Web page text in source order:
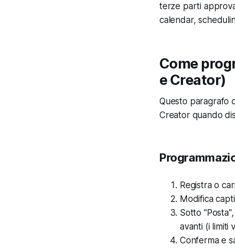
terze parti
calendar,
Come
e Creator)
Questo paragrafo
Creator quando
Registra o
Modifica
Sotto
avanti (i limiti
Conferma e